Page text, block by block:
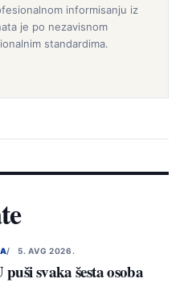
informisanju iz
je po nezavisnom
standardima.
5. AVG 2026.
svaka šesta osoba